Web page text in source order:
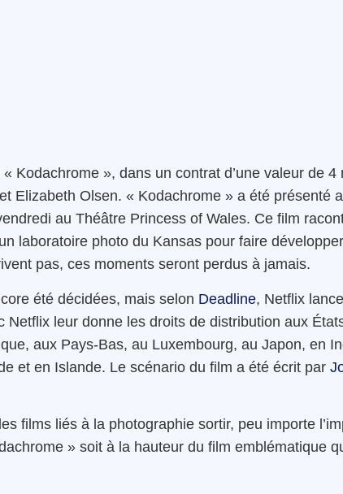
Kodachrome », dans un contrat d’une valeur de 4
Elizabeth Olsen. « Kodachrome » a été présenté
au Théâtre Princess of Wales. Ce film
laboratoire photo du Kansas pour faire
pas, ces moments seront perdus à jamais.
été décidées, mais selon Deadline, Netflix
Netflix leur donne les droits de distribution aux
aux Pays-Bas, au Luxembourg, au Japon, en
et en Islande. Le scénario du film a été écrit par
films liés à la photographie sortir, peu importe
» soit à la hauteur du film emblématique